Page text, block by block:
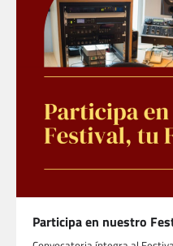
Participa en nuestro